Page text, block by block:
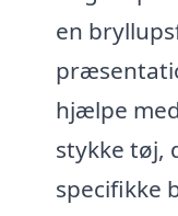
en
hjælpe
stykke tøj,
specifikke